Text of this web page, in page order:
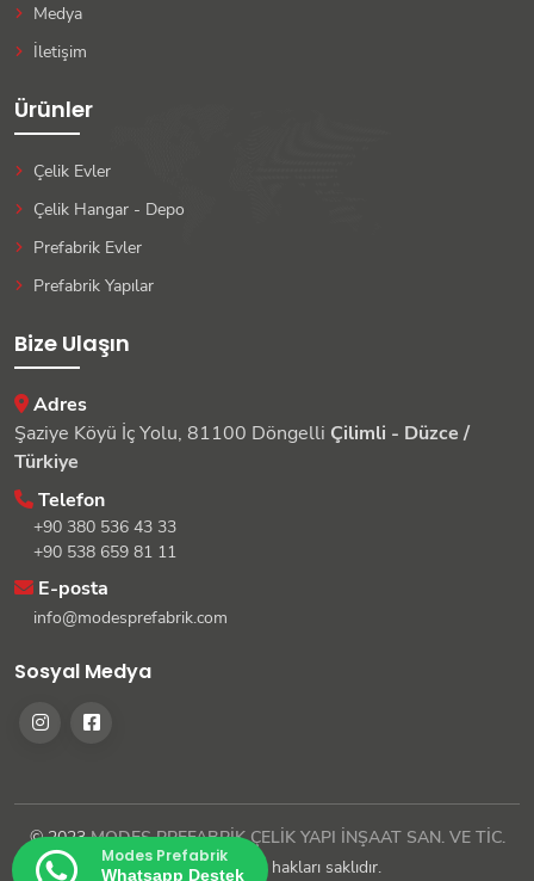
Medya
İletişim
Ürünler
Çelik Evler
Çelik Hangar - Depo
Prefabrik Evler
Prefabrik Yapılar
Bize Ulaşın
Adres
Şaziye Köyü İç Yolu, 81100 Döngelli Çilimli - Düzce /
Türkiye
Telefon
+90 380 536 43 33
+90 538 659 81 11
E-posta
info@modesprefabrik.com
Sosyal Medya
© 2023MODES PREFABRİK ÇELİK YAPI İNŞAAT SAN. VE TİC.
LTD. ŞTİ.| Tüm hakları saklıdır.
Modes Prefabrik
Whatsapp Destek